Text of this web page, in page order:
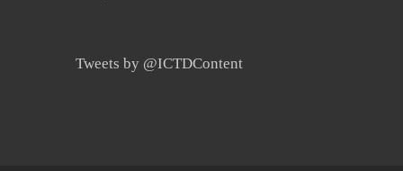
Tweets by @ICTDContent